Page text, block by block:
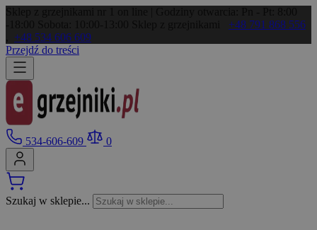
+48 791 868 556
+48 534 606 609
Przejdź do treści
534-606-609 0
Szukaj w sklepie...